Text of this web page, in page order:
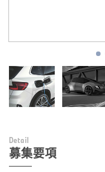
Detail
募集要項